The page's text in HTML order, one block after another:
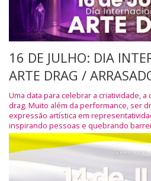
16 DE JULHO: DIA
ARTE DRAG /
Uma data para celebrar a criatividade,
drag. Muito além da performance, ser
expressão artística em
inspirando pessoas e quebrando